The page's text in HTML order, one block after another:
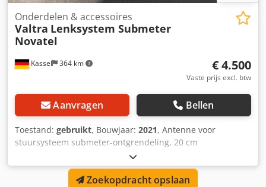
Kassel 364 km
Onderdelen & accessoires
Valtra Lenksystem Submeter
Novatel
€ 4.500
Vaste prijs excl. btw
Aanvragen Bellen
Toestand: gebruikt, Bouwjaar: 2021, Antenne voor
stuursysteem submeter-ontgrendeling, 20 cm
nauwkeurigheid, passend voor Valtra Stage 4 modellen
N134 - T254. Dcodpfotvgpfjx Amgek
Zoekopdracht opslaan